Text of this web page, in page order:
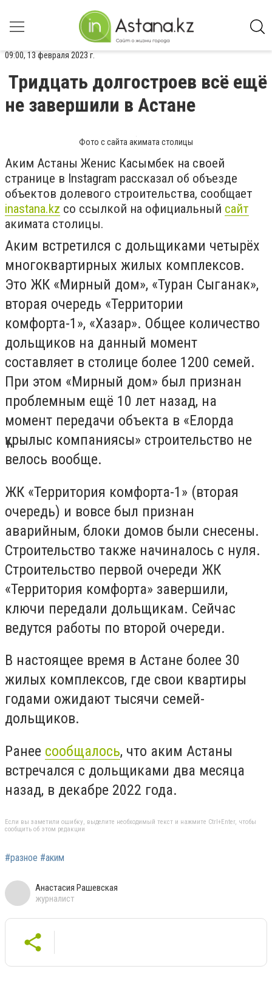
09:00, 13 февраля 2023 г.
Тридцать долгостроев всё ещё
не завершили в Астане
Фото с сайта акимата столицы
Аким Астаны Женис Касымбек на своей
странице в Instagram рассказал об объезде
объектов долевого строительства, сообщает
inastana.kz со ссылкой на официальный сайт
акимата столицы.
Аким встретился с дольщиками четырёх
многоквартирных жилых комплексов.
Это ЖК «Мирный дом», «Туран Сыганак»,
вторая очередь «Территории
комфорта-1», «Хазар». Общее количество
дольщиков на данный момент
составляет в столице более 1200 семей.
При этом «Мирный дом» был признан
проблемным ещё 10 лет назад, на
момент передачи объекта в «Елорда
құрылыс компаниясы» строительство не
велось вообще.
ЖК «Территория комфорта-1» (вторая
очередь) и вовсе был признан
аварийным, блоки домов были снесены.
Строительство также начиналось с нуля.
Строительство первой очереди ЖК
«Территория комфорта» завершили,
ключи передали дольщикам. Сейчас
ведутся работы по второй очереди.
В настоящее время в Астане более 30
жилых комплексов, где свои квартиры
годами ожидают тысячи семей-
дольщиков.
Ранее сообщалось, что аким Астаны
встречался с дольщиками два месяца
назад, в декабре 2022 года.
Если вы заметили ошибку, выделите необходимый текст и нажмите Ctrl+Enter, чтобы
сообщить об этом редакции
#разное #аким
Анастасия Рашевская
журналист